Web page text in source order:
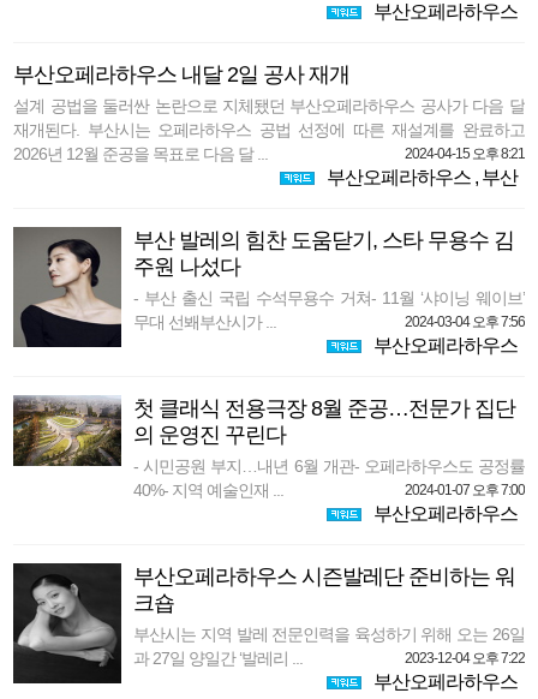
부산오페라하우스
부산오페라하우스 내달 2일 공사 재개
설계 공법을 둘러싼 논란으로 지체됐던 부산오페라하우스 공사가 다음 달
재개된다. 부산시는 오페라하우스 공법 선정에 따른 재설계를 완료하고
2026년 12월 준공을 목표로 다음 달 ...
2024-04-15 오후 8:21
부산오페라하우스, 부산
부산 발레의 힘찬 도움닫기, 스타 무용수 김
주원 나섰다
- 부산 출신 국립 수석무용수 거쳐- 11월 ‘샤이닝 웨이브’
무대 선봬부산시가 ...
2024-03-04 오후 7:56
부산오페라하우스
첫 클래식 전용극장 8월 준공…전문가 집단
의 운영진 꾸린다
- 시민공원 부지…내년 6월 개관- 오페라하우스도 공정률
40%- 지역 예술인재 ...
2024-01-07 오후 7:00
부산오페라하우스
부산오페라하우스 시즌발레단 준비하는 워
크숍
부산시는 지역 발레 전문인력을 육성하기 위해 오는 26일
과 27일 양일간 ‘발레리 ...
2023-12-04 오후 7:22
부산오페라하우스